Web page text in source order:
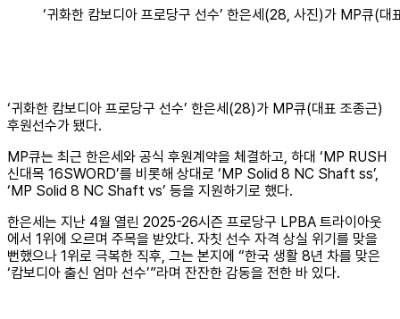
‘귀화한 캄보디아 프로당구 선수’ 한은세(28, 사진)가 MP큐(
‘귀화한 캄보디아 프로당구 선수’ 한은세(28)가 MP큐(대표 조종근)
후원선수가 됐다.
MP큐는 최근 한은세와 공식 후원계약을 체결하고, 하대 ‘MP RUSH
신대목 16SWORD’를 비롯해 상대로 ‘MP Solid 8 NC Shaft ss’,
‘MP Solid 8 NC Shaft vs’ 등을 지원하기로 했다.
한은세는 지난 4월 열린 2025-26시즌 프로당구 LPBA 트라이아웃
에서 1위에 오르며 주목을 받았다. 자칫 선수 자격 상실 위기를 맞을
뻔했으나 1위로 극복한 직후, 그는 본지에 “한국 생활 8년 차를 맞은
‘캄보디아 출신 엄마 선수’”라며 잔잔한 감동을 전한 바 있다.